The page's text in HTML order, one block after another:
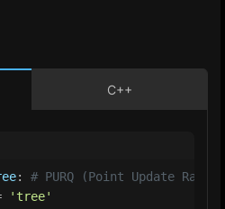
C++
: # PURQ (Point Update
'tree'